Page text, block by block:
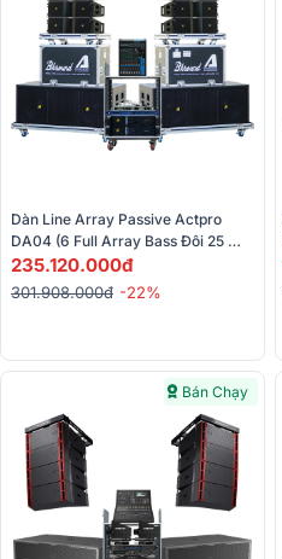
Dàn Line Array Passive Actpro
DA04 (6 Full Array Bass Đôi 25
HQL 210 + 2 Sub Hơi Bass Đôi 50 +
235.120.000đ
301.908.000đ -22%
Bán Chạy